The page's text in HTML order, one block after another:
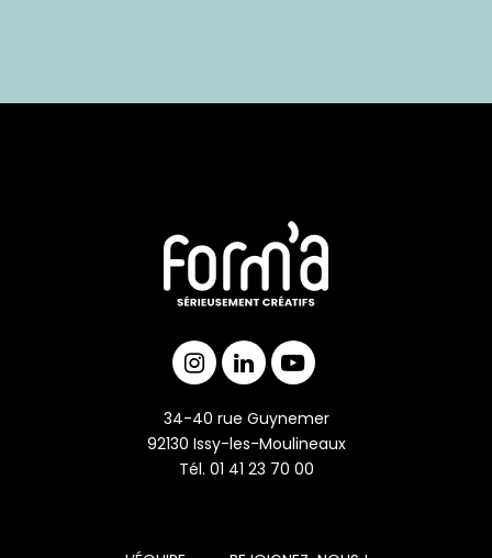
34-40 rue Guynemer
92130 Issy-les-Moulineaux
Tél. 01 41 23 70 00